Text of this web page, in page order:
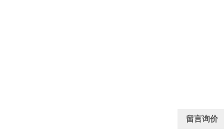
留言询价